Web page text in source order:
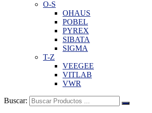
O-S
OHAUS
POBEL
PYREX
SIBATA
SIGMA
T-Z
VEEGEE
VITLAB
VWR
Buscar: